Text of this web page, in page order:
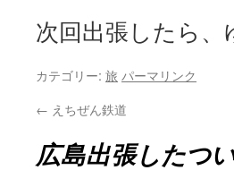
次回出張したら
カテゴリー: 旅 パーマリンク
← えちぜん鉄道
広島出張したつ